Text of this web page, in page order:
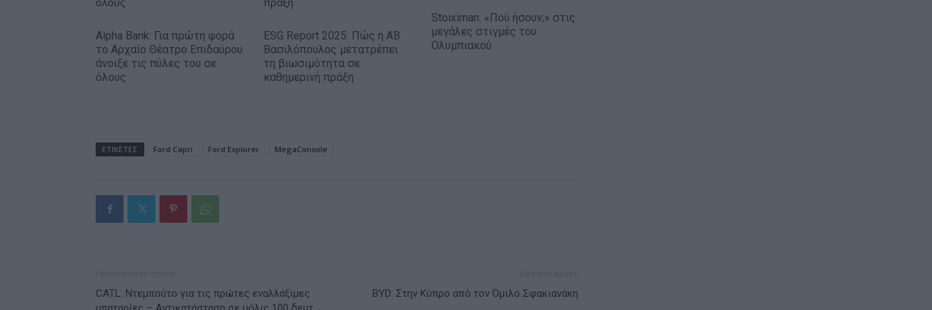
Alpha Bank: Για πρώτη φορά
το Αρχαίο Θέατρο Επιδαύρου
άνοιξε τις πύλες του σε
όλους
ESG Report 2025: Πώς η ΑΒ
Βασιλόπουλος μετατρέπει
τη βιωσιμότητα σε
καθημερινή πράξη
Stoiximan: «Πού ήσουν;» στις
μεγάλες στιγμές του
Ολυμπιακού
ΕΤΙΚΕΤΕΣ Ford Capri Ford Explorer MegaConsole
CATL: Ντεμπούτο για τις πρώτες εναλλάξιμες
BYD: Στην Κύπρο από τον Όμιλο Σφακιανάκη